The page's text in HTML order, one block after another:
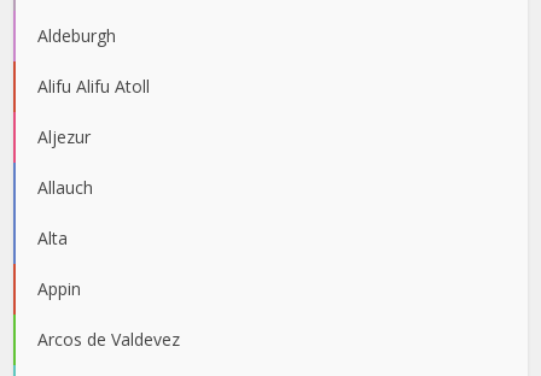
Aldeburgh
Alifu Alifu Atoll
Aljezur
Allauch
Alta
Appin
Arcos de Valdevez